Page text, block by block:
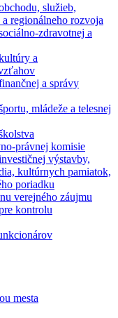
služieb,
regionálneho rozvoja
zdravotnej a
a
a správy
mládeže a telesnej
právnej komisie
výstavby,
kultúrnych pamiatok,
poriadku
verejného záujmu
kontrolu
mesta